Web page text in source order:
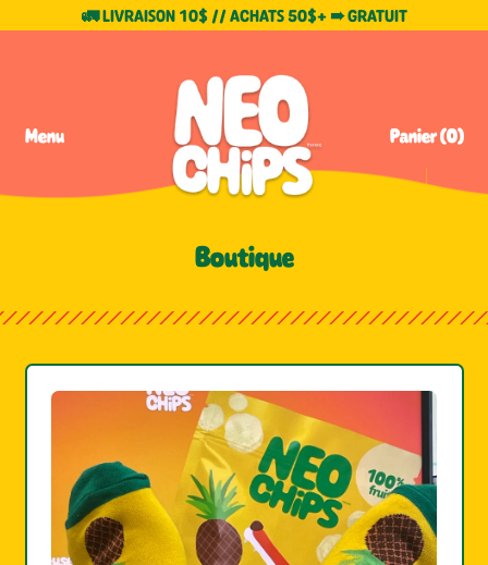
🚛 LIVRAISON 10$ // ACHATS 50$+ ➠ GRATUIT
Menu Panier (0)
Articles
Boutique